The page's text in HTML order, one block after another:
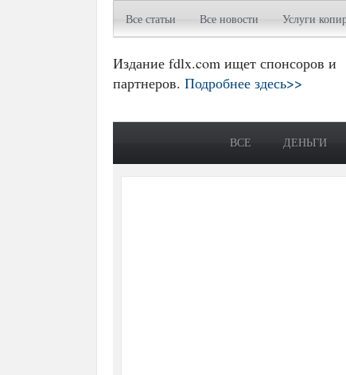
Все статьи Все новости Услуги
Издание fdlx.com ищет спонсоров и
партнеров. Подробнее здесь>>
ВСЕ ДЕНЬГИ